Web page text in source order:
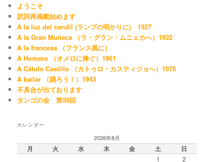
ようこそ
訳詞再掲載始めます
A la luz del candil (ランプの明かりに) 1927
A la Gran Muñeca （ラ・グラン・ムニェカへ）1922
A la francesa （フランス風に）
A Homero （オメロに捧ぐ）1961
A Cátulo Castillo （カトゥロ・カスティジョへ）1976
A bailar （踊ろう！）1943
不具合が出ております
タンゴの会 第59回
カレンダー
2026年8月
月 火 水 木 金 土 日
1 2